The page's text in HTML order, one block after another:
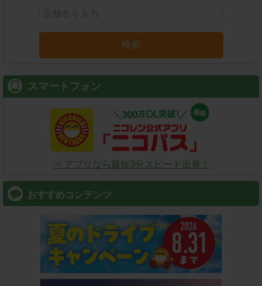
検索
スマートフォン
⇒ アプリなら最短3分スピード出発！
おすすめコンテンツ